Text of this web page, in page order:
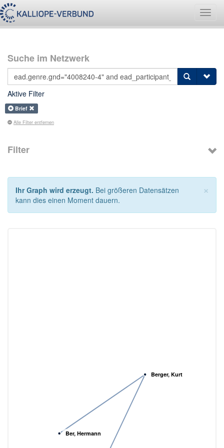
Suche im Netzwerk
Aktive Filter
Brief
Alle Filter entfernen
Filter
×
Ihr Graph wird erzeugt. Bei größeren Datensätzen
kann dies einen Moment dauern.
Ber, Hermann
Berger, Kurt